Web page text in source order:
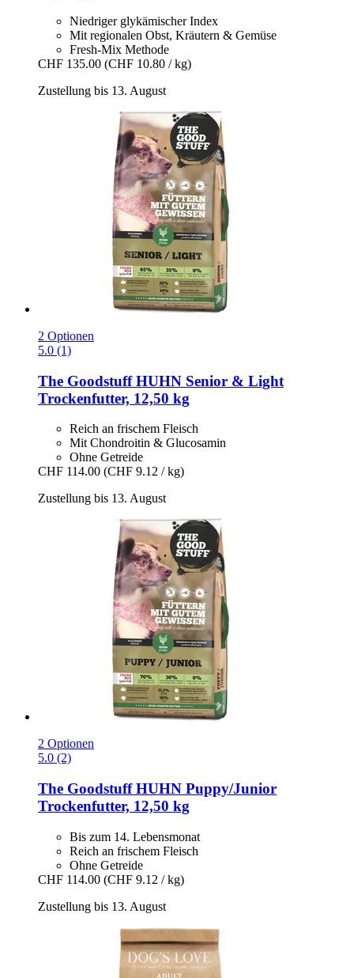
Niedriger glykämischer Index
Mit regionalen Obst, Kräutern & Gemüse
Fresh-Mix Methode
CHF 135.00 (CHF 10.80 / kg)
Zustellung bis 13. August
2 Optionen
5.0 (1)
The GoodstuffHUHN Senior & Light
Trockenfutter, 12,50 kg
Reich an frischem Fleisch
Mit Chondroitin & Glucosamin
Ohne Getreide
CHF 114.00 (CHF 9.12 / kg)
Zustellung bis 13. August
2 Optionen
5.0 (2)
The GoodstuffHUHN Puppy/Junior
Trockenfutter, 12,50 kg
Bis zum 14. Lebensmonat
Reich an frischem Fleisch
Ohne Getreide
CHF 114.00 (CHF 9.12 / kg)
Zustellung bis 13. August